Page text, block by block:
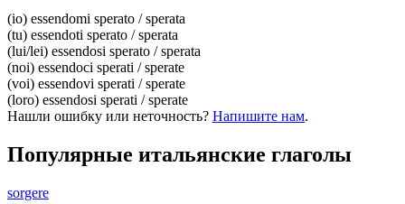
(io) essendomi sperato / sperata
(tu) essendoti sperato / sperata
(lui/lei) essendosi sperato / sperata
(noi) essendoci sperati / sperate
(voi) essendovi sperati / sperate
(loro) essendosi sperati / sperate
Нашли ошибку или неточность? Напишите нам.
Популярные итальянские глаголы
sorgere